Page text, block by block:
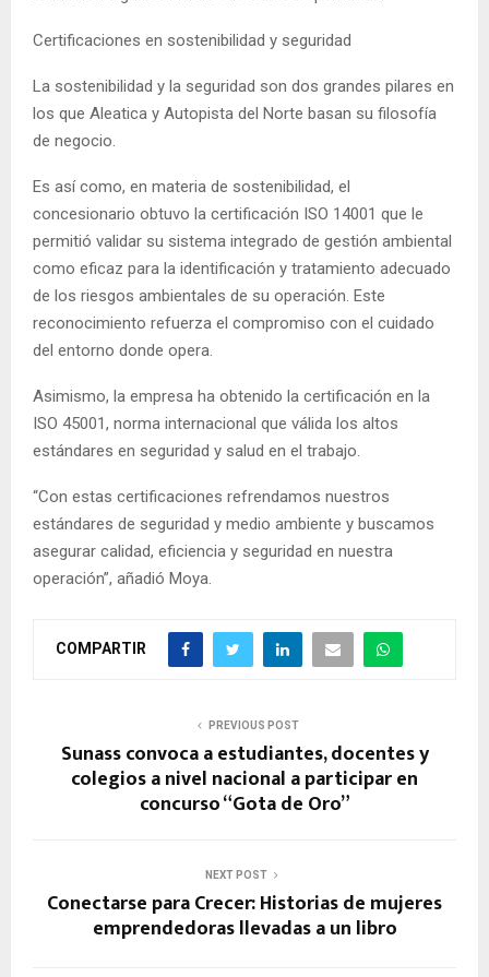
Certificaciones en sostenibilidad y seguridad
La sostenibilidad y la seguridad son dos grandes pilares en
los que Aleatica y Autopista del Norte basan su filosofía
de negocio.
Es así como, en materia de sostenibilidad, el
concesionario obtuvo la certificación ISO 14001 que le
permitió validar su sistema integrado de gestión ambiental
como eficaz para la identificación y tratamiento adecuado
de los riesgos ambientales de su operación. Este
reconocimiento refuerza el compromiso con el cuidado
del entorno donde opera.
Asimismo, la empresa ha obtenido la certificación en la
ISO 45001, norma internacional que válida los altos
estándares en seguridad y salud en el trabajo.
“Con estas certificaciones refrendamos nuestros
estándares de seguridad y medio ambiente y buscamos
asegurar calidad, eficiencia y seguridad en nuestra
operación”, añadió Moya.
COMPARTIR
PREVIOUS POST
Sunass convoca a estudiantes, docentes y
colegios a nivel nacional a participar en
concurso “Gota de Oro”
NEXT POST
Conectarse para Crecer: Historias de mujeres
emprendedoras llevadas a un libro